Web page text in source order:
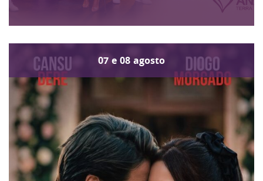
07 e 08 agosto